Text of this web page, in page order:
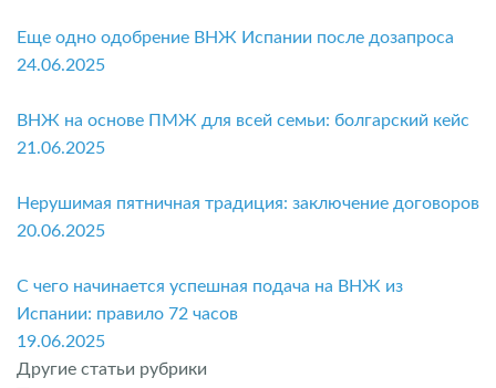
Еще одно одобрение ВНЖ Испании после дозапроса
24.06.2025
ВНЖ на основе ПМЖ для всей семьи: болгарский кейс
21.06.2025
Нерушимая пятничная традиция: заключение договоров
20.06.2025
С чего начинается успешная подача на ВНЖ из
Испании: правило 72 часов
19.06.2025
Другие статьи рубрики